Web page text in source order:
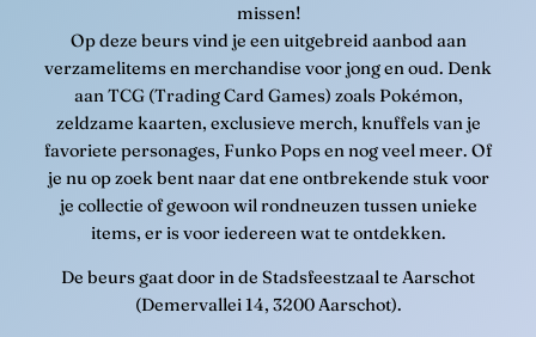
missen!
Op deze beurs vind je een uitgebreid aanbod aan
verzamelitems en merchandise voor jong en oud. Denk
aan TCG (Trading Card Games) zoals Pokémon,
zeldzame kaarten, exclusieve merch, knuffels van je
favoriete personages, Funko Pops en nog veel meer. Of
je nu op zoek bent naar dat ene ontbrekende stuk voor
je collectie of gewoon wil rondneuzen tussen unieke
items, er is voor iedereen wat te ontdekken.
De beurs gaat door in de Stadsfeestzaal te Aarschot
(Demervallei 14, 3200 Aarschot).